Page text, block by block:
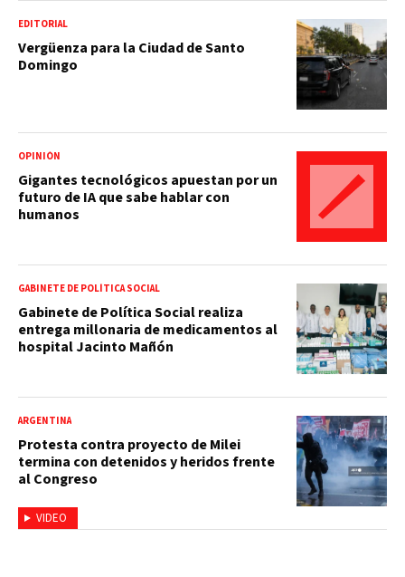
EDITORIAL
Vergüenza para la Ciudad de Santo
Domingo
OPINIÓN
Gigantes tecnológicos apuestan por un
futuro de IA que sabe hablar con
humanos
GABINETE DE POLÍTICA SOCIAL
Gabinete de Política Social realiza
entrega millonaria de medicamentos al
hospital Jacinto Mañón
VIDEO
ARGENTINA
Protesta contra proyecto de Milei
termina con detenidos y heridos frente
al Congreso